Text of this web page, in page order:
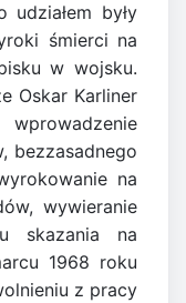
udziałem były
śmierci na
w wojsku.
Oskar Karliner
bezzasadnego
na
wywieranie
skazania na
1968 roku
z pracy